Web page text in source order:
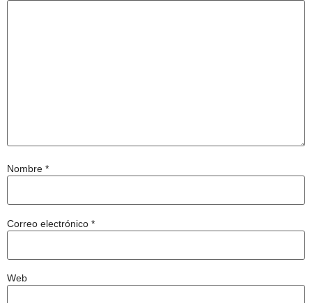
Nombre *
Correo electrónico *
Web